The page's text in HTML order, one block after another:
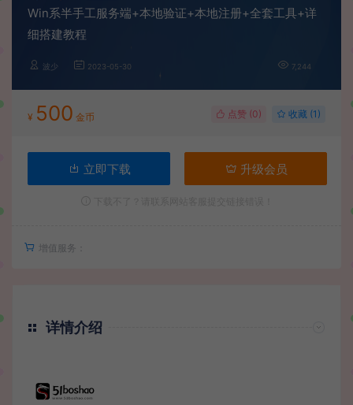
Win系半手工服务端+本地验证+本地注册+全套工具+详
细搭建教程
波少 2023-05-30 7,244
¥ 500 金币 点赞 (0) 收藏 (1)
立即下载 升级会员
增值服务：
详情介绍